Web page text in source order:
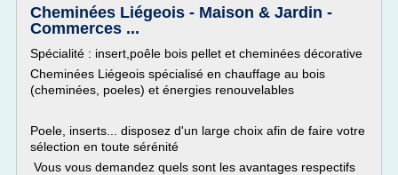
Cheminées Liégeois - Maison & Jardin -
Commerces ...
Spécialité : insert,poêle bois pellet et cheminées décorative
Cheminées Liégeois spécialisé en chauffage au bois
(cheminées, poeles) et énergies renouvelables
Poele, inserts... disposez d'un large choix afin de faire votre
sélection en toute sérénité
Vous vous demandez quels sont les avantages respectifs